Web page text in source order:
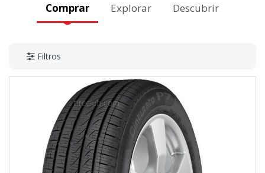
Comprar Explorar Descubrir
Filtros